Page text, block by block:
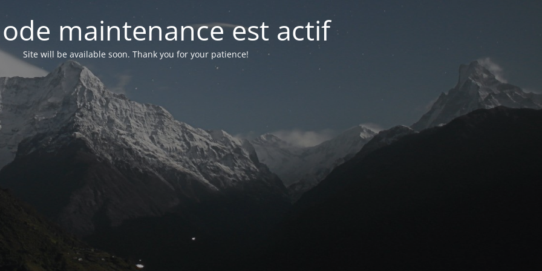
maintenance est actif
Site will be available soon. Thank you for your patience!